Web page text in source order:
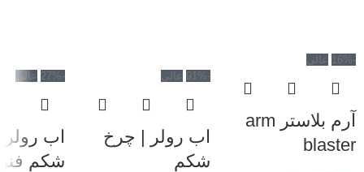
-16% عالی
آرم بلاستر arm
blaster
-91% عالی
اب رولر | چرخ
شکم
-27% عالی
اب
شکم فنر